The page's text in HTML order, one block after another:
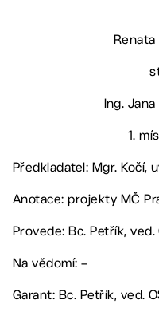
Renata
Ing.
1.
Předkladatel: Mgr. Kočí,
Anotace: projekty MČ
Provede: Bc. Petřík, ved.
Na vědomí: –
Garant: Bc. Petřík, ved.